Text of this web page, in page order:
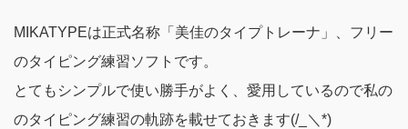
MIKATYPEは正式名称「美佳のタイプトレーナ」、フリー
のタイピング練習ソフトです。
とてもシンプルで使い勝手がよく、愛用しているので私の
のタイピング練習の軌跡を載せておきます(/_＼*)